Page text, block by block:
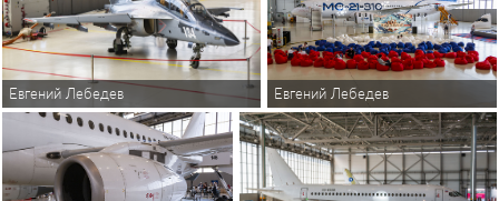
Евгений Лебедев Евгений Лебедев